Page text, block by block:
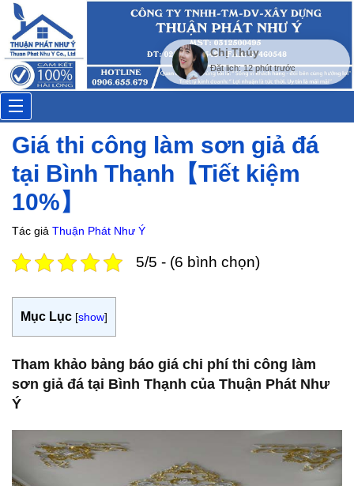
Toggle
navigation
Giá thi công làm sơn giả đá
tại Bình Thạnh【Tiết kiệm
10%】
Tác giả Thuận Phát Như Ý
5/5 - (6 bình chọn)
Mục Lục [show]
Tham khảo bảng báo giá chi phí thi công làm
sơn giả đá tại Bình Thạnh của Thuận Phát Như
Ý